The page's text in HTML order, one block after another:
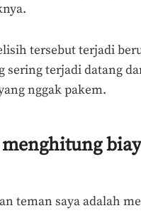
tersebut terjadi
sering terjadi datang
nggak pakem.
teman saya adalah